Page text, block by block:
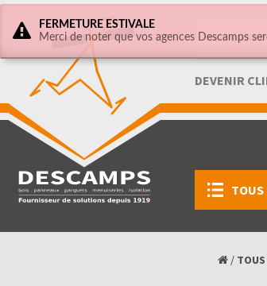
DEVENIR
TOUS
/
FERMETURE ESTIVALE
Merci de noter que vos agences Descamps